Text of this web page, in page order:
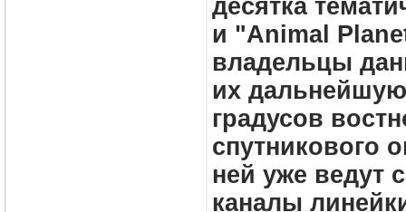
десятка
и "Animal
владельцы
их
градусов
спутникового
ней уже ведут
каналы